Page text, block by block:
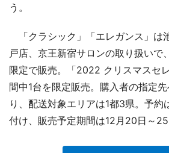
う。
「クラシック」「エレガンス」は
戸店、京王新宿サロンの取り扱いで
限定で販売。「2022 クリスマスセ
間中1台を限定販売。購入者の指定
り、配送対象エリアは1都3県。予約
付け、販売予定期間は12月20日～25